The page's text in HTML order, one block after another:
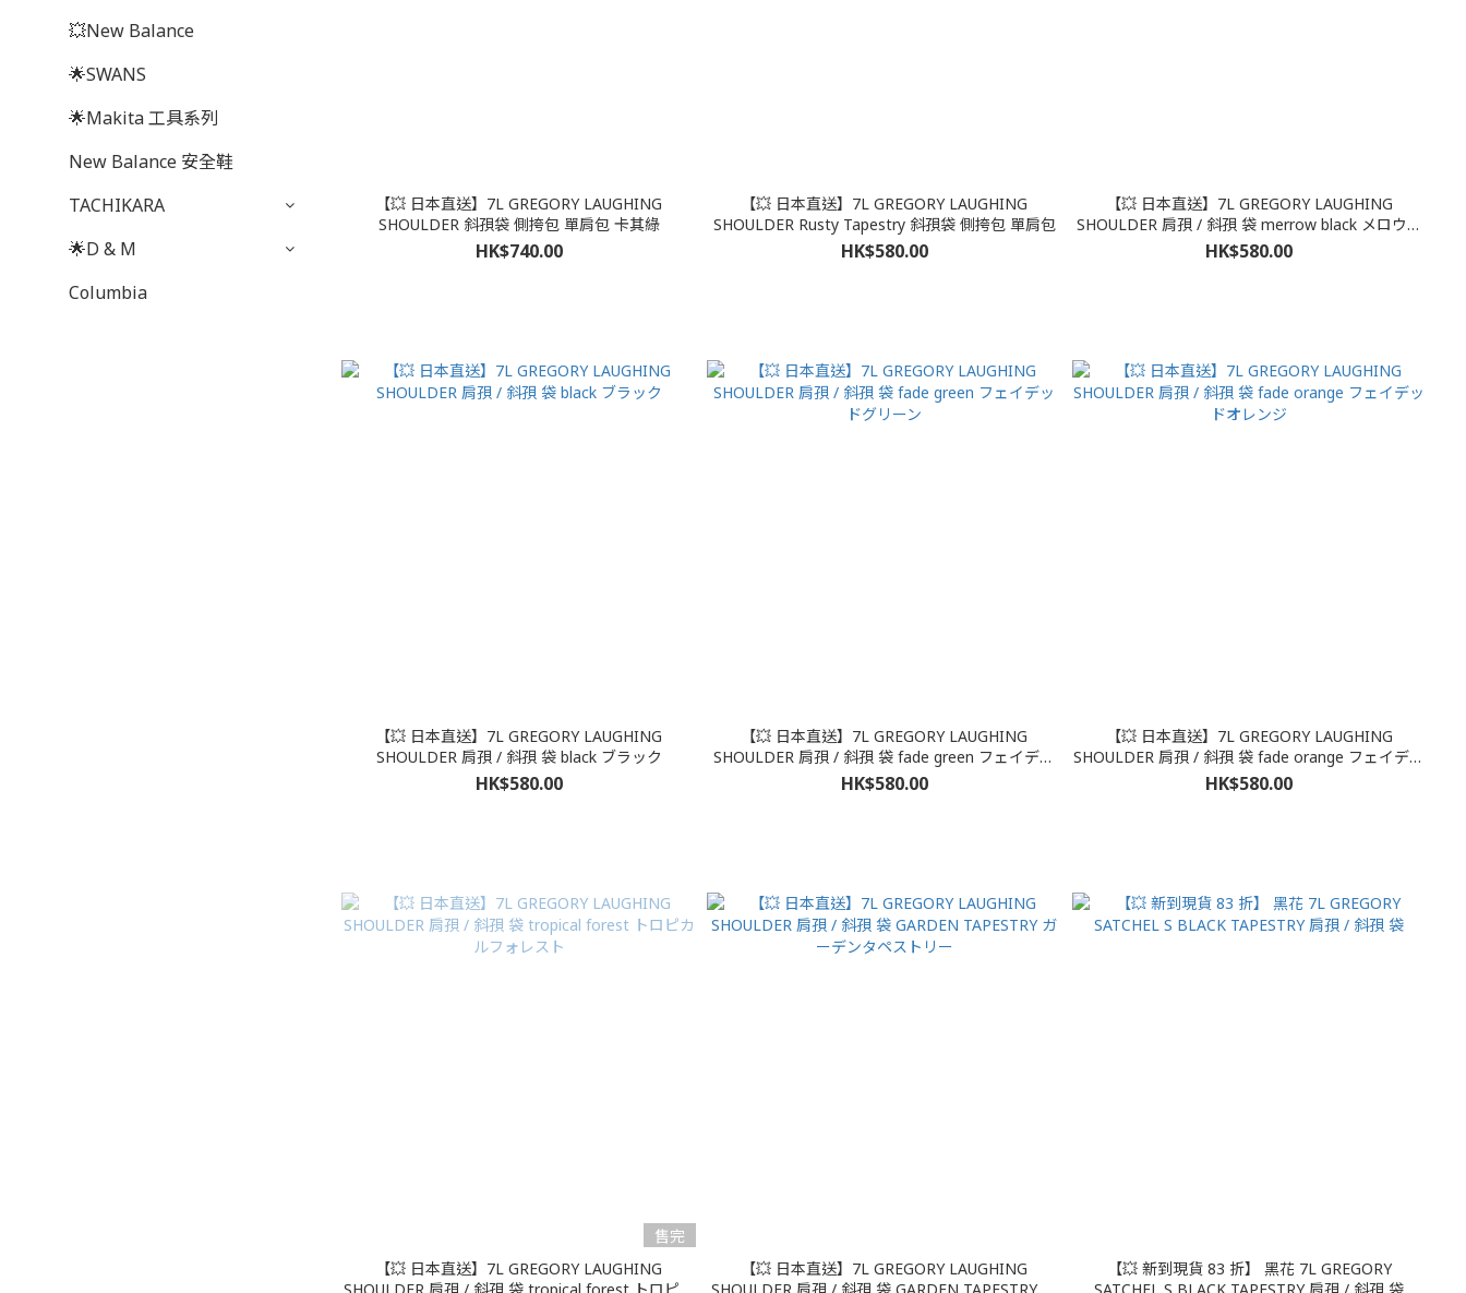
💥New Balance
🌟SWANS
🌟Makita 工具系列
New Balance 安全鞋
TACHIKARA
🌟D & M
Columbia
【💥 日本直送】7L GREGORY LAUGHING
SHOULDER 斜孭袋 側挎包 單肩包 卡其綠
HK$740.00
【💥 日本直送】7L GREGORY LAUGHING
SHOULDER Rusty Tapestry 斜孭袋 側挎包 單肩包
HK$580.00
【💥 日本直送】7L GREGORY LAUGHING
SHOULDER 肩孭 / 斜孭 袋 merrow black メロウブ
ラック
HK$580.00
【💥 日本直送】7L GREGORY LAUGHING
SHOULDER 肩孭 / 斜孭 袋 black ブラック
HK$580.00
【💥 日本直送】7L GREGORY LAUGHING
SHOULDER 肩孭 / 斜孭 袋 fade green フェイデッ
ドグリーン
HK$580.00
【💥 日本直送】7L GREGORY LAUGHING
SHOULDER 肩孭 / 斜孭 袋 fade orange フェイデッ
ドオレンジ
HK$580.00
售完
【💥 日本直送】7L GREGORY LAUGHING
SHOULDER 肩孭 / 斜孭 袋 tropical forest トロピカ
【💥 日本直送】7L GREGORY LAUGHING
SHOULDER 肩孭 / 斜孭 袋 GARDEN TAPESTRY ガ
【💥 新到現貨 83 折】 黑花 7L GREGORY
SATCHEL S BLACK TAPESTRY 肩孭 / 斜孭 袋